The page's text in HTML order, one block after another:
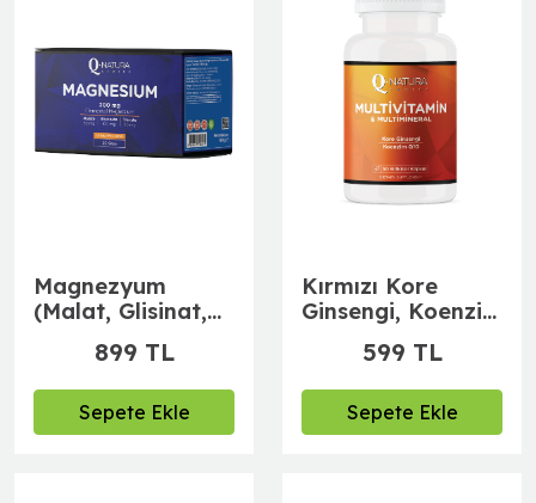
Magnezyum
(Malat, Glisinat,
Aromalı 30 Saşe
899 TL
Sepete Ekle
Kırmızı Kore
Ginsengi, Koenzim
ve Multimineral
30 Bitkisel Kapsül
599 TL
Sepete Ekle